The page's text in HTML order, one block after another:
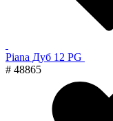
Piana Дуб 12 PG
# 48865